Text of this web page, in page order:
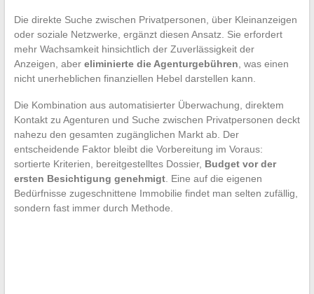
Die direkte Suche zwischen Privatpersonen, über Kleinanzeigen
oder soziale Netzwerke, ergänzt diesen Ansatz. Sie erfordert
mehr Wachsamkeit hinsichtlich der Zuverlässigkeit der
Anzeigen, aber eliminierte die Agenturgebühren, was einen
nicht unerheblichen finanziellen Hebel darstellen kann.
Die Kombination aus automatisierter Überwachung, direktem
Kontakt zu Agenturen und Suche zwischen Privatpersonen deckt
nahezu den gesamten zugänglichen Markt ab. Der
entscheidende Faktor bleibt die Vorbereitung im Voraus:
sortierte Kriterien, bereitgestelltes Dossier, Budget vor der
ersten Besichtigung genehmigt. Eine auf die eigenen
Bedürfnisse zugeschnittene Immobilie findet man selten zufällig,
sondern fast immer durch Methode.